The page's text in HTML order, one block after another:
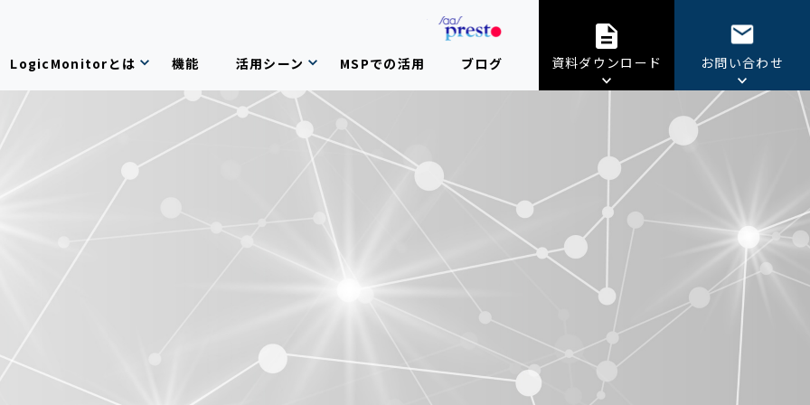
LogicMonitorとは 機能 活用シーン MSPでの活用 ブログ 資料ダウンロード お問い合わせ